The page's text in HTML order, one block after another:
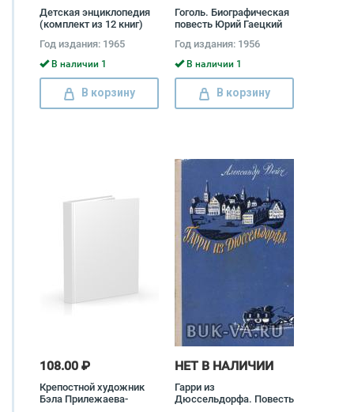
Детская энциклопедия
(комплект из 12 книг)
Год издания: 1965
В наличии 1
В корзину
Гоголь. Биографическая
повесть Юрий Гаецкий
Год издания: 1956
В наличии 1
В корзину
108.00 ₽
Крепостной художник
Бэла Прилежаева-
НЕТ В НАЛИЧИИ
Гарри из
Дюссельдорфа. Повесть